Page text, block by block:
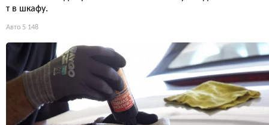
т в шкафу.
Авто 5 148